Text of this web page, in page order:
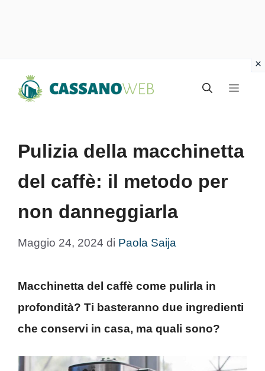
Menu
Pulizia della macchinetta
del caffè: il metodo per
non danneggiarla
Maggio 24, 2024 di Paola Saija
Macchinetta del caffè come pulirla in
profondità? Ti basteranno due ingredienti
che conservi in casa, ma quali sono?